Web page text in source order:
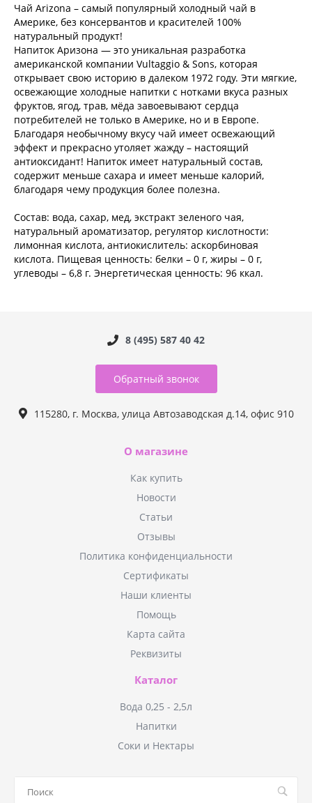
Чай Arizona – самый популярный холодный чай в
Америке, без консервантов и красителей 100%
натуральный продукт!
Напиток Аризона — это уникальная разработка
американской компании Vultaggio & Sons, которая
открывает свою историю в далеком 1972 году. Эти мягкие,
освежающие холодные напитки с нотками вкуса разных
фруктов, ягод, трав, мёда завоевывают сердца
потребителей не только в Америке, но и в Европе.
Благодаря необычному вкусу чай имеет освежающий
эффект и прекрасно утоляет жажду – настоящий
антиоксидант! Напиток имеет натуральный состав,
содержит меньше сахара и имеет меньше калорий,
благодаря чему продукция более полезна.
Состав: вода, сахар, мед, экстракт зеленого чая,
натуральный ароматизатор, регулятор кислотности:
лимонная кислота, антиокислитель: аскорбиновая
кислота. Пищевая ценность: белки – 0 г, жиры – 0 г,
углеводы – 6,8 г. Энергетическая ценность: 96 ккал.
8 (495) 587 40 42
Обратный звонок
115280, г. Москва, улица Автозаводская д.14, офис 910
О магазине
Как купить
Новости
Статьи
Отзывы
Политика конфиденциальности
Сертификаты
Наши клиенты
Помощь
Карта сайта
Реквизиты
Каталог
Вода 0,25 - 2,5л
Напитки
Соки и Нектары